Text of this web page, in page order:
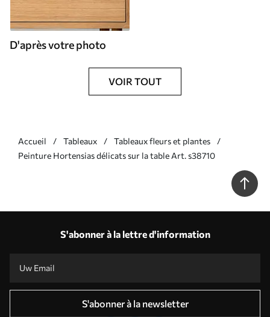
D'après votre photo
VOIR TOUT
Accueil Tableaux
Tableaux fleurs et plantes
Peinture Hortensias délicats sur la table Art. s38710
S'abonner à la lettre d'information
S'abonner à la newsletter